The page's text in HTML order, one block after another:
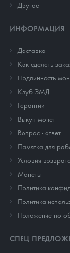
Другое
ИНФОРМАЦИЯ
Доставка
Как сделать
Подлинность
Клуб ЗМД
Гарантии
Выкуп монет
Вопрос - ответ
Памятка для
Условия возврата
Монеты
Политика
Политика
Положение по
СПЕЦ